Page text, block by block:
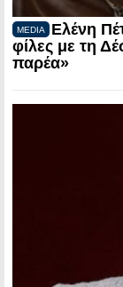
MEDIA
Ελένη
φίλες με τη
παρέα»